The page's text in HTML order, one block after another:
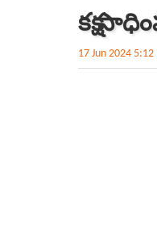
కక్ష
17 Jun 2024 5:12